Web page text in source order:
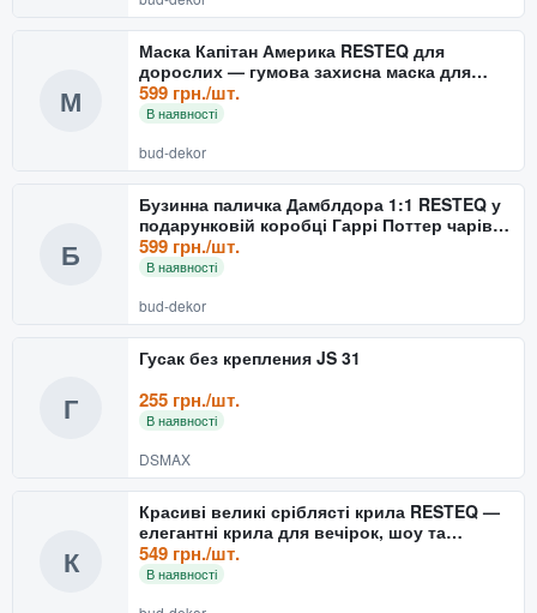
М
Маска Капітан Америка RESTEQ для
дорослих — гумова захисна маска для
косплею та вечірок, стиль
599 грн./шт.
В наявності
bud-dekor
Б
Бузинна паличка Дамблдора 1:1 RESTEQ у
подарунковій коробці Гаррі Поттер чарівна
колекційна
599 грн./шт.
В наявності
bud-dekor
Г
Гусак без крепления JS 31
255 грн./шт.
В наявності
DSMAX
К
Красиві великі сріблясті крила RESTEQ —
елегантні крила для вечірок, шоу та
танцювальних виступ
549 грн./шт.
В наявності